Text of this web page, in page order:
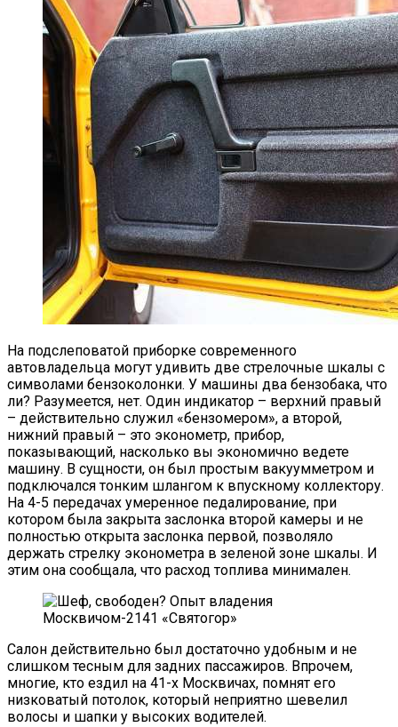
На подслеповатой приборке современного
автовладельца могут удивить две стрелочные шкалы с
символами бензоколонки. У машины два бензобака, что
ли? Разумеется, нет. Один индикатор – верхний правый
– действительно служил «бензомером», а второй,
нижний правый – это эконометр, прибор,
показывающий, насколько вы экономично ведете
машину. В сущности, он был простым вакуумметром и
подключался тонким шлангом к впускному коллектору.
На 4-5 передачах умеренное педалирование, при
котором была закрыта заслонка второй камеры и не
полностью открыта заслонка первой, позволяло
держать стрелку эконометра в зеленой зоне шкалы. И
этим она сообщала, что расход топлива минимален.
Салон действительно был достаточно удобным и не
слишком тесным для задних пассажиров. Впрочем,
многие, кто ездил на 41-х Москвичах, помнят его
низковатый потолок, который неприятно шевелил
волосы и шапки у высоких водителей.